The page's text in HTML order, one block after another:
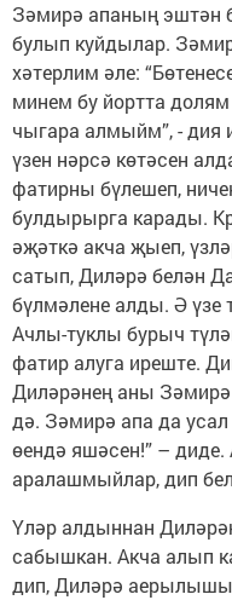
Зәмирә апаның эштән
булып куйдылар.
хәтерлим әле:
минем бу йортта
чыгара алмыйм”, - дия
үзен нәрсә көтәсен
фатирны бүлешеп,
булдырырга карады.
әҗәткә акча җыеп,
сатып, Диләрә белән
бүлмәлене алды. Ә үзе
Ачлы-туклы бурыч
фатир алуга иреште.
Диләрәнең аны
дә. Зәмирә апа да
өендә яшәсен!” –
аралашмыйлар, дип
Үләр алдыннан
сабышкан. Акча алып
дип, Диләрә